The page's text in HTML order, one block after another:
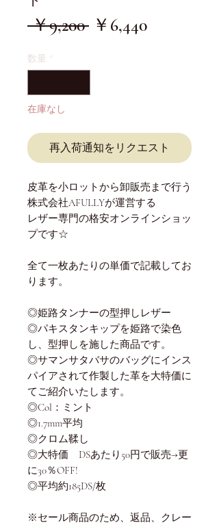
￥9,200 通
価
格
￥6,440セ
数量
在庫なし
再入荷通知をリクエスト
皮革を小ロットから卸販売まで行う
株式会社AFULLYが運営する
レザー専門の格安オンラインショッ
プです☆
全て一枚あたりの単価で記載してお
ります。
◎姫路タンナーの型押しレザー
◎パキスタンキップを姫路で染色
し、型押しを施した商品です。
◎サマンサタバサのバッグにインス
パイアされて作製した革を大特価に
てご紹介いたします。
◎Col：ミント
◎1.7mm平均
◎クロム鞣し
◎大特価 DSあたり50円で販売→更
に30％OFF!
◎平均約185DS/枚
※セール商品のため、返品、クレー